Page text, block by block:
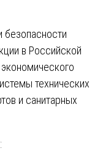
безопасности
в Российской
технических
и санитарных